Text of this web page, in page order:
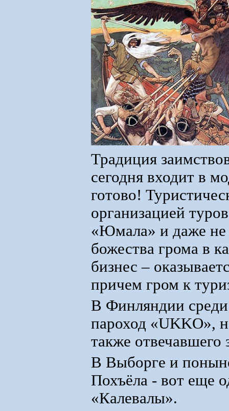
Традиция
сегодня входит в
готово!
организацией
«Юмала» и даже не
божества грома в
бизнес –
причем гром к
В Финляндии среди
пароход «UKKO»,
также
В Выборге и
Похъёла - вот еще
«Калевалы».